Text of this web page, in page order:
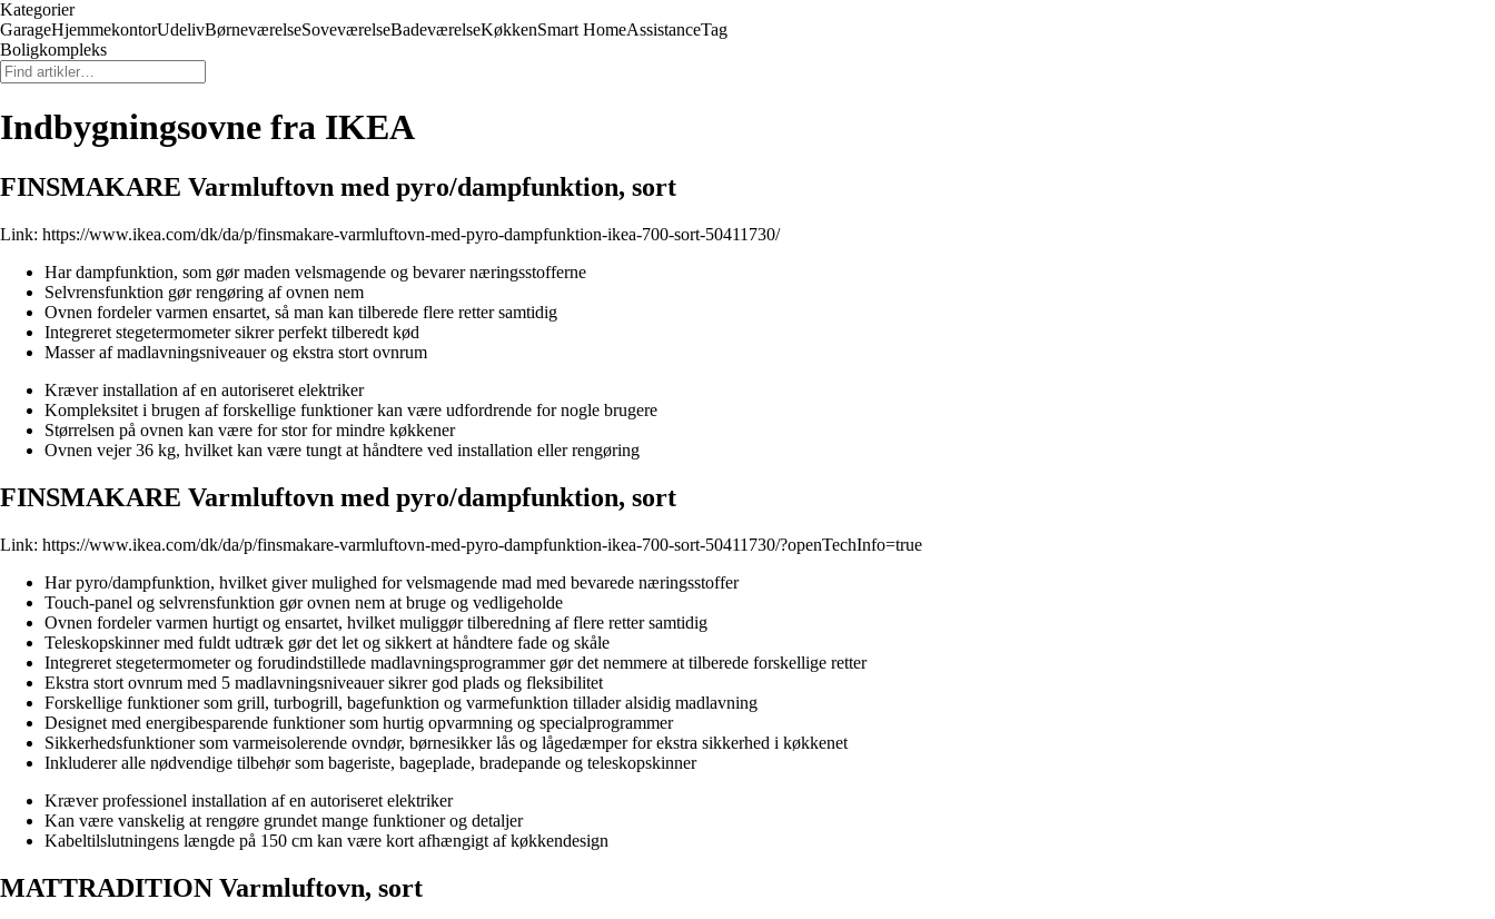
Kategorier
GarageHjemmekontorUdelivBørneværelseSoveværelseBadeværelseKøkkenSmart HomeAssistanceTag
Boligkompleks
Indbygningsovne fra IKEA
FINSMAKARE Varmluftovn med pyro/dampfunktion, sort
Link: https://www.ikea.com/dk/da/p/finsmakare-varmluftovn-med-pyro-dampfunktion-ikea-700-sort-50411730/
Har dampfunktion, som gør maden velsmagende og bevarer næringsstofferne
Selvrensfunktion gør rengøring af ovnen nem
Ovnen fordeler varmen ensartet, så man kan tilberede flere retter samtidig
Integreret stegetermometer sikrer perfekt tilberedt kød
Masser af madlavningsniveauer og ekstra stort ovnrum
Kræver installation af en autoriseret elektriker
Kompleksitet i brugen af forskellige funktioner kan være udfordrende for nogle brugere
Størrelsen på ovnen kan være for stor for mindre køkkener
Ovnen vejer 36 kg, hvilket kan være tungt at håndtere ved installation eller rengøring
FINSMAKARE Varmluftovn med pyro/dampfunktion, sort
Link: https://www.ikea.com/dk/da/p/finsmakare-varmluftovn-med-pyro-dampfunktion-ikea-700-sort-50411730/?openTechInfo=true
Har pyro/dampfunktion, hvilket giver mulighed for velsmagende mad med bevarede næringsstoffer
Touch-panel og selvrensfunktion gør ovnen nem at bruge og vedligeholde
Ovnen fordeler varmen hurtigt og ensartet, hvilket muliggør tilberedning af flere retter samtidig
Teleskopskinner med fuldt udtræk gør det let og sikkert at håndtere fade og skåle
Integreret stegetermometer og forudindstillede madlavningsprogrammer gør det nemmere at tilberede forskellige retter
Ekstra stort ovnrum med 5 madlavningsniveauer sikrer god plads og fleksibilitet
Forskellige funktioner som grill, turbogrill, bagefunktion og varmefunktion tillader alsidig madlavning
Designet med energibesparende funktioner som hurtig opvarmning og specialprogrammer
Sikkerhedsfunktioner som varmeisolerende ovndør, børnesikker lås og lågedæmper for ekstra sikkerhed i køkkenet
Inkluderer alle nødvendige tilbehør som bageriste, bageplade, bradepande og teleskopskinner
Kræver professionel installation af en autoriseret elektriker
Kan være vanskelig at rengøre grundet mange funktioner og detaljer
Kabeltilslutningens længde på 150 cm kan være kort afhængigt af køkkendesign
MATTRADITION Varmluftovn, sort